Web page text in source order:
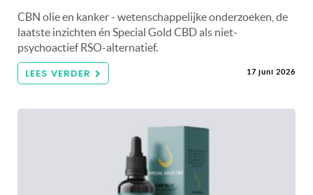
CBN olie en kanker - wetenschappelijke onderzoeken, de
laatste inzichten én Special Gold CBD als niet-
psychoactief RSO-alternatief.
LEES VERDER 17 juni 2026